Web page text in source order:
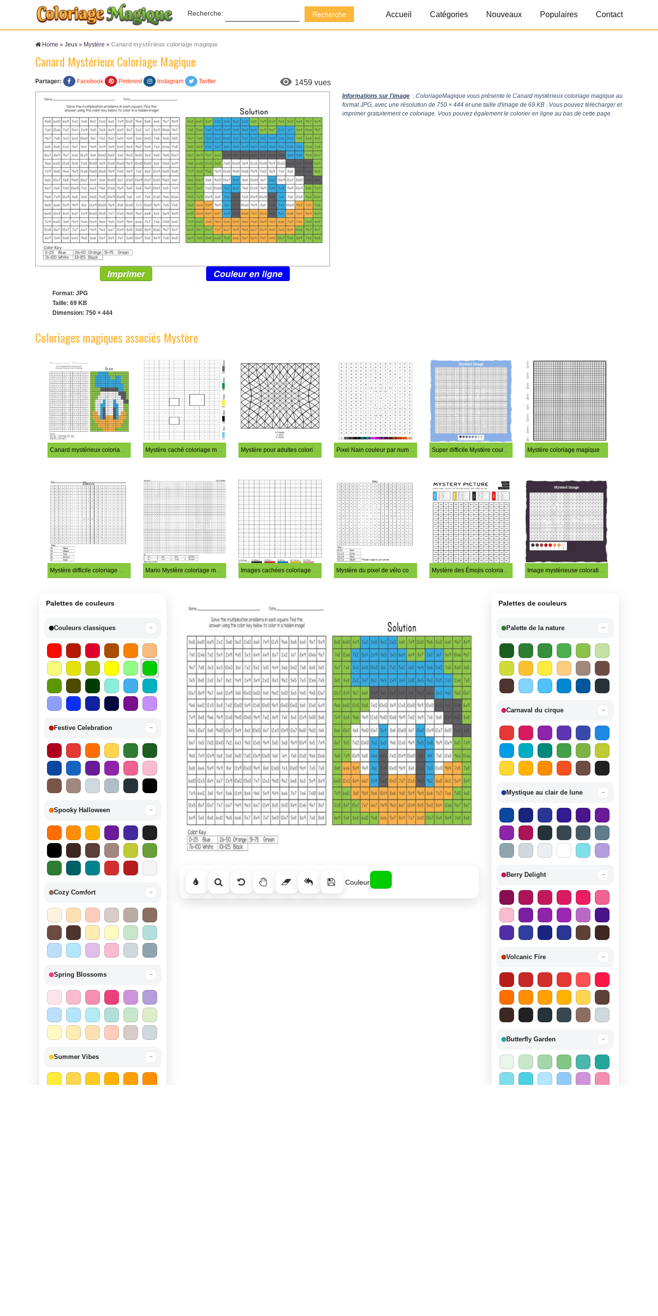
Recherche: Accueil Catégories Nouveaux Populaires Contact
Home » Jeux » Mystère » Canard mystérieux coloriage magique
Canard Mystérieux Coloriage Magique
Partager: Facebook Pinterest Instagram Twitter 1459 vues
Informations sur l'image : ColoriageMagique vous présente le Canard mystérieux coloriage magique au
format JPG, avec une résolution de 750 × 444 et une taille d'image de 69 KB . Vous pouvez télécharger et
imprimer gratuitement ce coloriage. Vous pouvez également le colorier en ligne au bas de cette page.
Imprimer Couleur en ligne
Format: JPG
Taille: 69 KB
Dimension: 750 × 444
Coloriages magiques associés Mystère
Canard mystérieux coloriage magique Mystère caché coloriage magique Mystère pour adultes coloriage magique Pixel Nain couleur par numéro Super difficile Mystère couleur par numéro Mystère coloriage magique
Mystère difficile coloriage magique Mario Mystère coloriage magique Images cachées coloriage magique Mystère du pixel de vélo coloriage magique Mystère des Émojis coloriage magique Image mystérieuse coloration magique
Palettes de couleurs
Couleurs classiques −
Festive Celebration −
Spooky Halloween −
Cozy Comfort −
Spring Blossoms −
Summer Vibes −
Couleur
Palettes de couleurs
Palette de la nature −
Carnaval du cirque −
Mystique au clair de lune −
Berry Delight −
Volcanic Fire −
Butterfly Garden −